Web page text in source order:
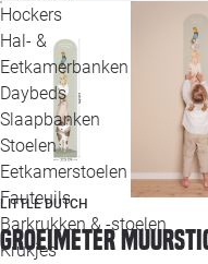
Hockers
Hal- &
Eetkamerbanken
Daybeds
Slaapbanken
Stoelen
Eetkamerstoelen
Fauteuils
Barkrukken & -stoelen
Krukjes
LITTLE DUTCH
Groeimeter